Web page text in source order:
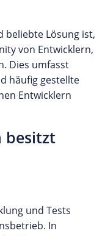
beliebte Lösung ist,
von Entwicklern,
Dies umfasst
häufig gestellte
Entwicklern
besitzt
und Tests
In